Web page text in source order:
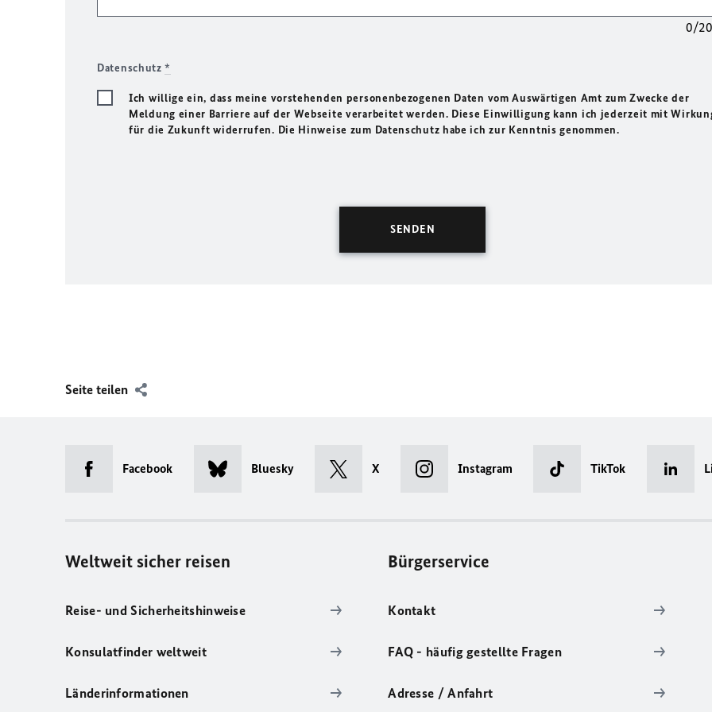
0/
Datenschutz*
Ich willige ein, dass meine vorstehenden personenbezogenen Daten vom Auswärtigen Amt zum Zwecke der
Meldung einer Barriere auf der Webseite verarbeitet werden. Diese Einwilligung kann ich jederzeit mit
für die Zukunft widerrufen. Die Hinweise zum Datenschutz habe ich zur Kenntnis genommen.
Seite teilen
Facebook Bluesky X Instagram TikTok
Weltweit sicher reisen
Reise- und Sicherheitshinweise
Konsulatfinder weltweit
Länderinformationen
Bürgerservice
Kontakt
FAQ - häufig gestellte Fragen
Adresse / Anfahrt